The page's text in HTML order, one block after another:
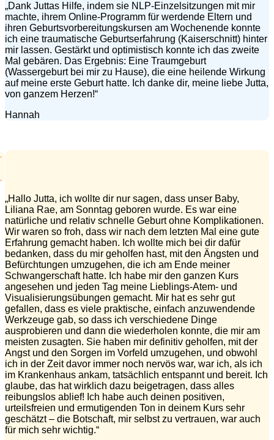
„Dank Juttas Hilfe, indem sie NLP-Einzelsitzungen mit mir
machte, ihrem Online-Programm für werdende Eltern und
ihren Geburtsvorbereitungskursen am Wochenende konnte
ich eine traumatische Geburtserfahrung (Kaiserschnitt) hinter
mir lassen. Gestärkt und optimistisch konnte ich das zweite
Mal gebären. Das Ergebnis: Eine Traumgeburt
(Wassergeburt bei mir zu Hause), die eine heilende Wirkung
auf meine erste Geburt hatte. Ich danke dir, meine liebe Jutta,
von ganzem Herzen!“
Hannah
„Hallo Jutta, ich wollte dir nur sagen, dass unser Baby,
Liliana Rae, am Sonntag geboren wurde. Es war eine
natürliche und relativ schnelle Geburt ohne Komplikationen.
Wir waren so froh, dass wir nach dem letzten Mal eine gute
Erfahrung gemacht haben. Ich wollte mich bei dir dafür
bedanken, dass du mir geholfen hast, mit den Ängsten und
Befürchtungen umzugehen, die ich am Ende meiner
Schwangerschaft hatte. Ich habe mir den ganzen Kurs
angesehen und jeden Tag meine Lieblings-Atem- und
Visualisierungsübungen gemacht. Mir hat es sehr gut
gefallen, dass es viele praktische, einfach anzuwendende
Werkzeuge gab, so dass ich verschiedene Dinge
ausprobieren und dann die wiederholen konnte, die mir am
meisten zusagten. Sie haben mir definitiv geholfen, mit der
Angst und den Sorgen im Vorfeld umzugehen, und obwohl
ich in der Zeit davor immer noch nervös war, war ich, als ich
im Krankenhaus ankam, tatsächlich entspannt und bereit. Ich
glaube, das hat wirklich dazu beigetragen, dass alles
reibungslos ablief! Ich habe auch deinen positiven,
urteilsfreien und ermutigenden Ton in deinem Kurs sehr
geschätzt – die Botschaft, mir selbst zu vertrauen, war auch
für mich sehr wichtig.“